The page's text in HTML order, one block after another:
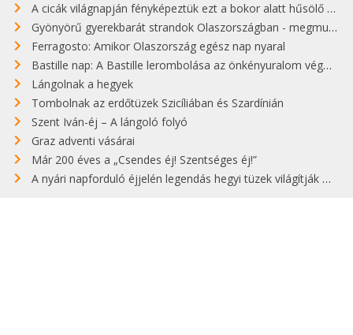
A cicák világnapján fényképeztük ezt a bokor alatt hűsölő cicát Kisorosziban
Gyönyörű gyerekbarát strandok Olaszországban - megmutatjuk a 15 legjobbat
Ferragosto: Amikor Olaszország egész nap nyaral
Bastille nap: A Bastille lerombolása az önkényuralom végét jelentette
Lángolnak a hegyek
Tombolnak az erdőtüzek Szicíliában és Szardínián
Szent Iván-éj – A lángoló folyó
Graz adventi vásárai
Már 200 éves a „Csendes éj! Szentséges éj!”
A nyári napforduló éjjelén legendás hegyi tüzek világítják meg Zugspitzét